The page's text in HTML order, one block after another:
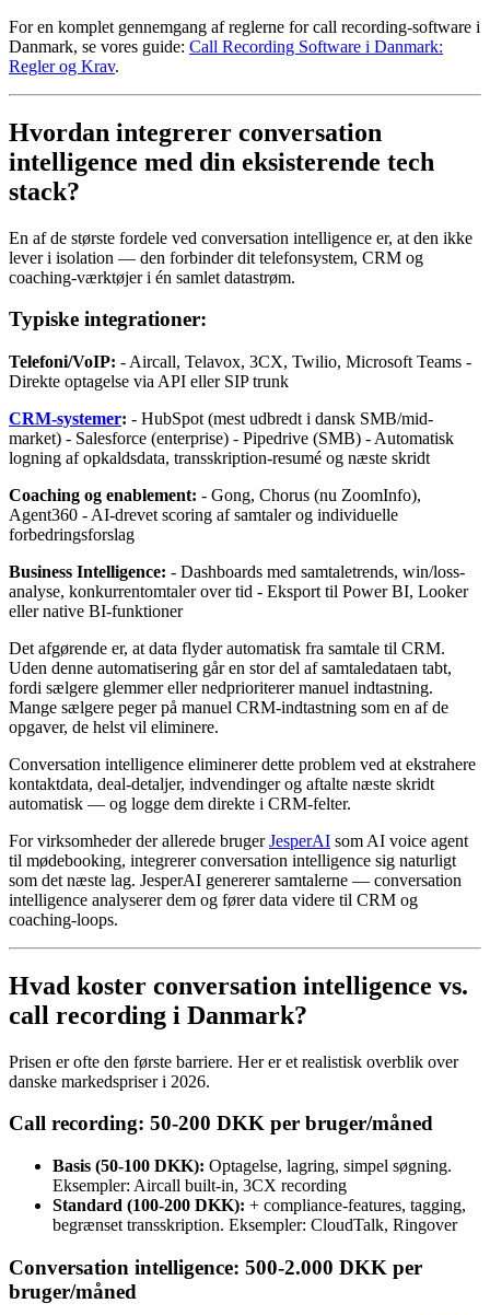
For en komplet gennemgang af reglerne for call recording-software i
Danmark, se vores guide: Call Recording Software i Danmark:
Regler og Krav.
Hvordan integrerer conversation
intelligence med din eksisterende tech
stack?
En af de største fordele ved conversation intelligence er, at den ikke
lever i isolation — den forbinder dit telefonsystem, CRM og
coaching-værktøjer i én samlet datastrøm.
Typiske integrationer:
Telefoni/VoIP: - Aircall, Telavox, 3CX, Twilio, Microsoft Teams -
Direkte optagelse via API eller SIP trunk
CRM-systemer: - HubSpot (mest udbredt i dansk SMB/mid-
market) - Salesforce (enterprise) - Pipedrive (SMB) - Automatisk
logning af opkaldsdata, transskription-resumé og næste skridt
Coaching og enablement: - Gong, Chorus (nu ZoomInfo),
Agent360 - AI-drevet scoring af samtaler og individuelle
forbedringsforslag
Business Intelligence: - Dashboards med samtaletrends, win/loss-
analyse, konkurrentomtaler over tid - Eksport til Power BI, Looker
eller native BI-funktioner
Det afgørende er, at data flyder automatisk fra samtale til CRM.
Uden denne automatisering går en stor del af samtaledataen tabt,
fordi sælgere glemmer eller nedprioriterer manuel indtastning.
Mange sælgere peger på manuel CRM-indtastning som en af de
opgaver, de helst vil eliminere.
Conversation intelligence eliminerer dette problem ved at ekstrahere
kontaktdata, deal-detaljer, indvendinger og aftalte næste skridt
automatisk — og logge dem direkte i CRM-felter.
For virksomheder der allerede brugerJesperAI som AI voice agent
til mødebooking, integrerer conversation intelligence sig naturligt
som det næste lag. JesperAI genererer samtalerne — conversation
intelligence analyserer dem og fører data videre til CRM og
coaching-loops.
Hvad koster conversation intelligence vs.
call recording i Danmark?
Prisen er ofte den første barriere. Her er et realistisk overblik over
danske markedspriser i 2026.
Call recording: 50-200 DKK per bruger/måned
Basis (50-100 DKK): Optagelse, lagring, simpel søgning.
Eksempler: Aircall built-in, 3CX recording
Standard (100-200 DKK): + compliance-features, tagging,
begrænset transskription. Eksempler: CloudTalk, Ringover
Conversation intelligence: 500-2.000 DKK per
bruger/måned